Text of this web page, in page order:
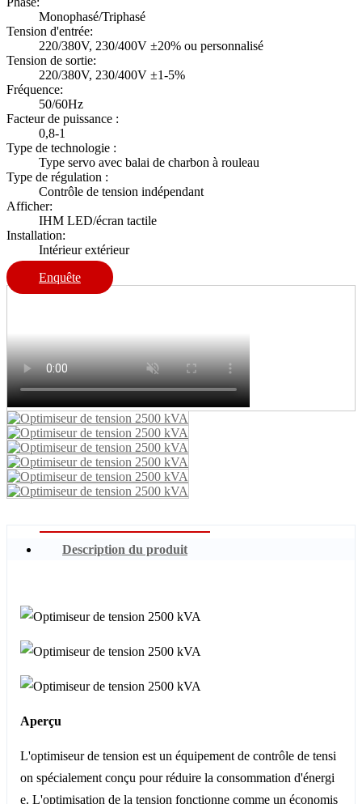
Monophasé/Triphasé
Tension d'entrée:
220/380V, 230/400V ±20% ou personnalisé
Tension de sortie:
220/380V, 230/400V ±1-5%
Fréquence:
50/60Hz
Facteur de puissance :
0,8-1
Type de technologie :
Type servo avec balai de charbon à rouleau
Type de régulation :
Contrôle de tension indépendant
Afficher:
IHM LED/écran tactile
Installation:
Intérieur extérieur
Enquête
Description du produit
Aperçu
L'optimiseur de tension est un équipement de contrôle de tensi
on spécialement conçu pour réduire la consommation d'énergi
e. L'optimisation de la tension fonctionne comme un économis